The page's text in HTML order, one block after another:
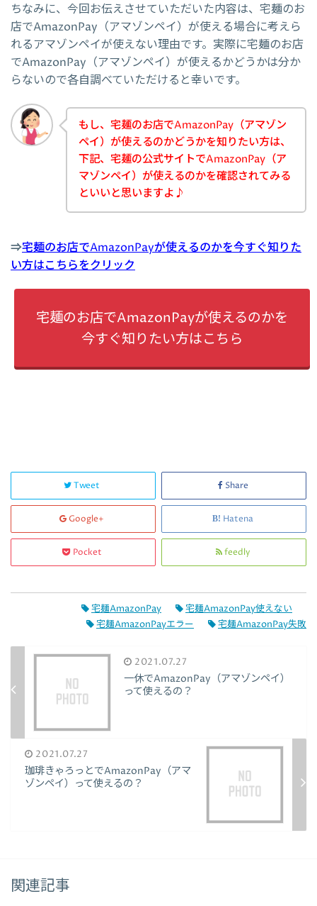
ちなみに、今回お伝えさせていただいた内容は、宅麺のお
店でAmazonPay（アマゾンペイ）が使える場合に考えら
れるアマゾンペイが使えない理由です。実際に宅麺のお店
でAmazonPay（アマゾンペイ）が使えるかどうかは分か
らないので各自調べていただけると幸いです。
もし、宅麺のお店でAmazonPay（アマゾン
ペイ）が使えるのかどうかを知りたい方は、
下記、宅麺の公式サイトでAmazonPay（ア
マゾンペイ）が使えるのかを確認されてみる
といいと思いますよ♪
⇒宅麺のお店でAmazonPayが使えるのかを今すぐ知りた
い方はこちらをクリック
宅麺のお店でAmazonPayが使えるのかを
今すぐ知りたい方はこちら
Tweet Share
Google+ Hatena
Pocket feedly
宅麺AmazonPay
宅麺AmazonPay使えない
宅麺AmazonPayエラー
宅麺AmazonPay失敗
2021.07.27
一休でAmazonPay（アマゾンペイ）
って使えるの？
2021.07.27
珈琲きゃろっとでAmazonPay（アマ
ゾンペイ）って使えるの？
関連記事